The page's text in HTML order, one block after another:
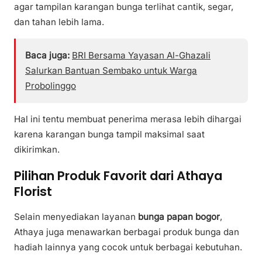
agar tampilan karangan bunga terlihat cantik, segar,
dan tahan lebih lama.
Baca juga: BRI Bersama Yayasan Al-Ghazali
Salurkan Bantuan Sembako untuk Warga
Probolinggo
Hal ini tentu membuat penerima merasa lebih dihargai
karena karangan bunga tampil maksimal saat
dikirimkan.
Pilihan Produk Favorit dari Athaya
Florist
Selain menyediakan layanan bunga papan bogor,
Athaya juga menawarkan berbagai produk bunga dan
hadiah lainnya yang cocok untuk berbagai kebutuhan.